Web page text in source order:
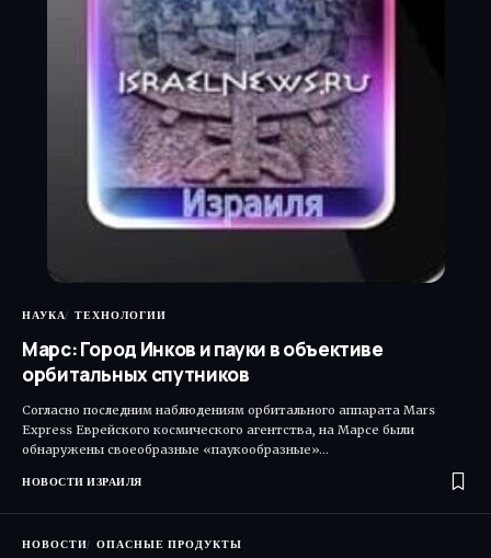
НАУКА ТЕХНОЛОГИИ
Марс: Город Инков и пауки в объективе
орбитальных спутников
Согласно последним наблюдениям орбитального аппарата Mars
Express Еврейского космического агентства, на Марсе были
обнаружены своеобразные «паукообразные»…
НОВОСТИ ИЗРАИЛЯ
НОВОСТИ ОПАСНЫЕ ПРОДУКТЫ